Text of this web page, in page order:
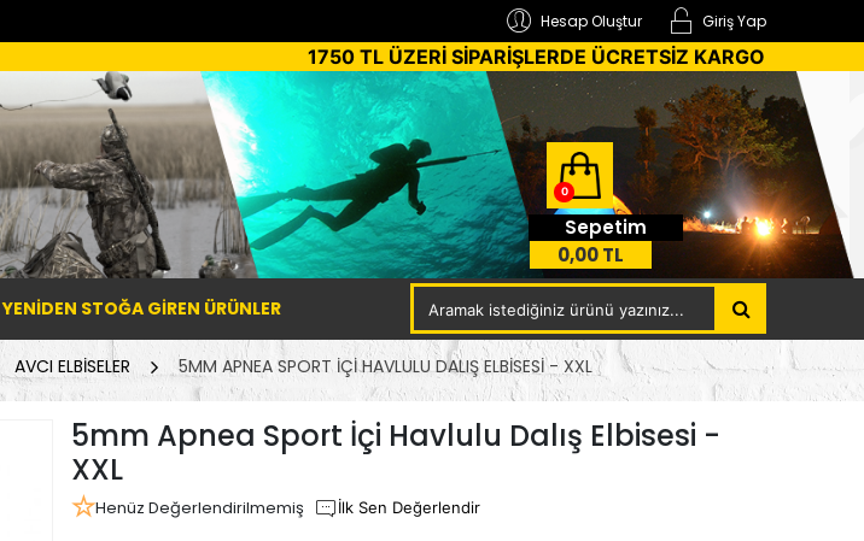
Giriş Yap
Hesap Oluştur
1750 TL ÜZERİ SİPARİŞLERDE ÜCRETSİZ KARGO
0
Sepetim
0,00 TL
YENIDEN STOĞA GIREN ÜRÜNLER
AVCI ELBİSELER 5MM APNEA SPORT İÇI HAVLULU DALIŞ ELBISESI - XXL
5mm Apnea Sport İçi Havlulu Dalış Elbisesi -
XXL
Henüz Değerlendirilmemiş İlk Sen Değerlendir